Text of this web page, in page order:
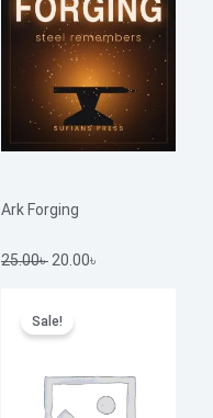
Ark Forging
25.00৳ 20.00৳
Sale!price
26.00৳ .20.00৳ .